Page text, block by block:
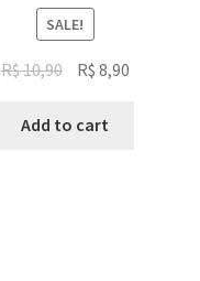
SALE!
R$10,90 Original
was:
R$ 8,90Current
Add to cart